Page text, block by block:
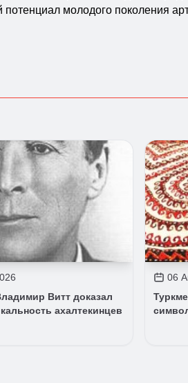
молодого поколения
Витт доказал
ахалтекинцев
06